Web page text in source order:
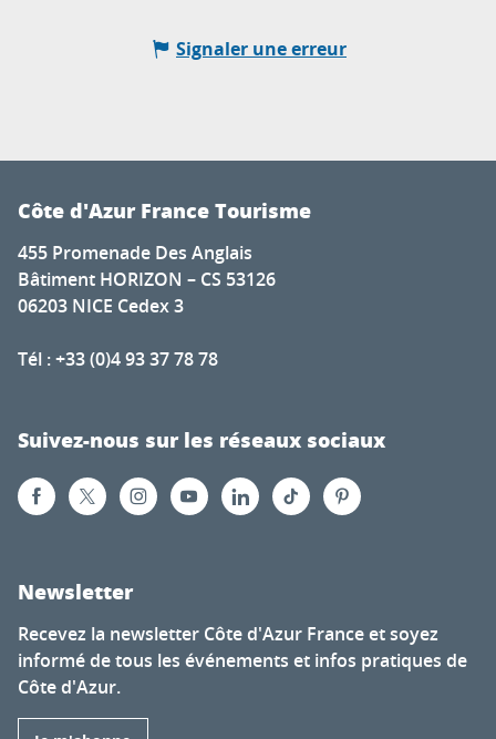
Signaler une erreur
Côte d'Azur France Tourisme
455 Promenade Des Anglais
Bâtiment HORIZON – CS 53126
06203 NICE Cedex 3
Tél : +33 (0)4 93 37 78 78
Suivez-nous sur les réseaux sociaux
Newsletter
Recevez la newsletter Côte d'Azur France et soyez
informé de tous les événements et infos pratiques de
Côte d'Azur.